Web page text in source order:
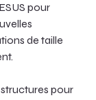
pour
de taille
pour